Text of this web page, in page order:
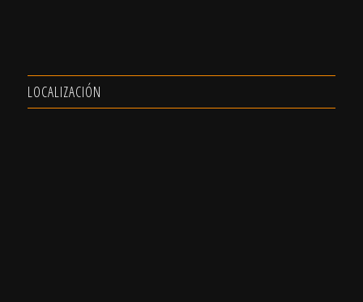
LOCALIZACIÓN